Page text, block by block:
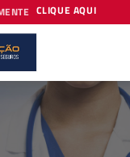
CLIQUE AQUI